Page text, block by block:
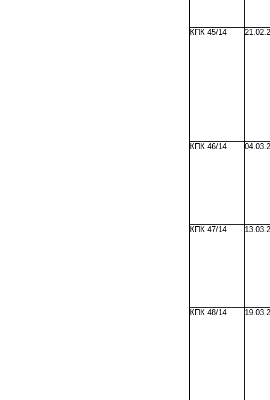
КПК 45/14
КПК 46/14
КПК 47/14
КПК 48/14